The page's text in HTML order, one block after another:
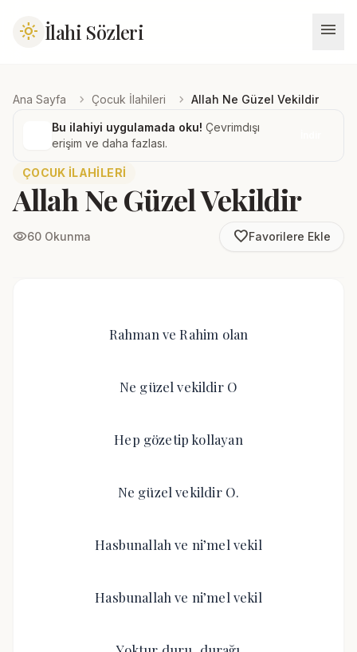
light_mode İlahi Sözleri menu
Ana Sayfa chevron_right Çocuk İlahileri chevron_right Allah Ne Güzel Vekildir
Bu ilahiyi uygulamada oku! Çevrimdışı
erişim ve daha fazlası.
ÇOCUK İLAHILERI
Allah Ne Güzel Vekildir
visibility60 Okunma favorite_borderFavorilere Ekle
Rahman ve Rahim olan
Ne güzel vekildir O
Hep gözetip kollayan
Ne güzel vekildir O.
Hasbunallah ve ni’mel vekil
Hasbunallah ve ni’mel vekil